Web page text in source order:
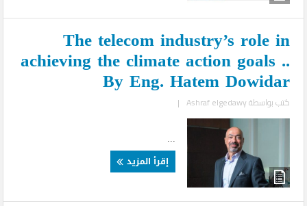
The telecom industry’s role in
achieving the climate action goals ..
By Eng. Hatem Dowidar
كتب بواسطةAshraf elgedawy
|
إقرأ المزيد